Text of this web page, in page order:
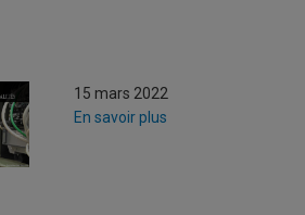
15 mars 2022
En savoir plus